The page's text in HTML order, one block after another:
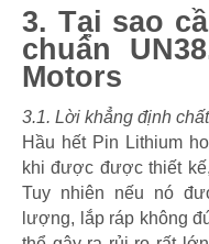
3. Tại sao
chuẩn
Motors
3.1. Lời khẳng định
Hầu hết Pin Lithium
khi được được thiết
Tuy nhiên nếu nó
lượng, lắp ráp không